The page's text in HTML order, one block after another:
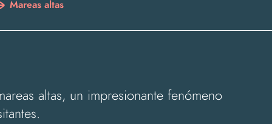
Mareas altas
altas, un impresionante fenómeno